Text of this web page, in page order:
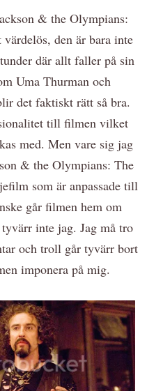
& the Olympians:
den är bara inte
där allt faller på sin
Uma Thurman och
det faktiskt rätt så bra.
till filmen vilket
med. Men vare sig jag
& the Olympians: The
som är anpassade till
går filmen hem om
inte jag. Jag må tro
och troll går tyvärr bort
imponera på mig.